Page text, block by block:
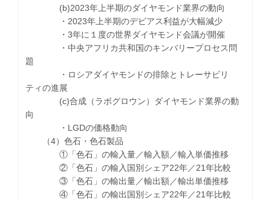
(b)2023年上半期のダイヤモンド業界の動向
・2023年上半期のデビアス利益が大幅減少
・3年に１度の世界ダイヤモンド会議が開催
・中央アフリカ共和国のキンバリープロセス問
題
・ロシアダイヤモンドの排除とトレーサビリ
ティの進展
(c)合成（ラボグロウン）ダイヤモンド業界の動
向
・LGDの価格動向
（4）色石・色石製品
①「色石」の輸入量／輸入額／輸入単価推移
②「色石」の輸入国別シェア22年／21年比較
③「色石」の輸出量／輸出額／輸出単価推移
④「色石」の輸出国別シェア22年／21年比較